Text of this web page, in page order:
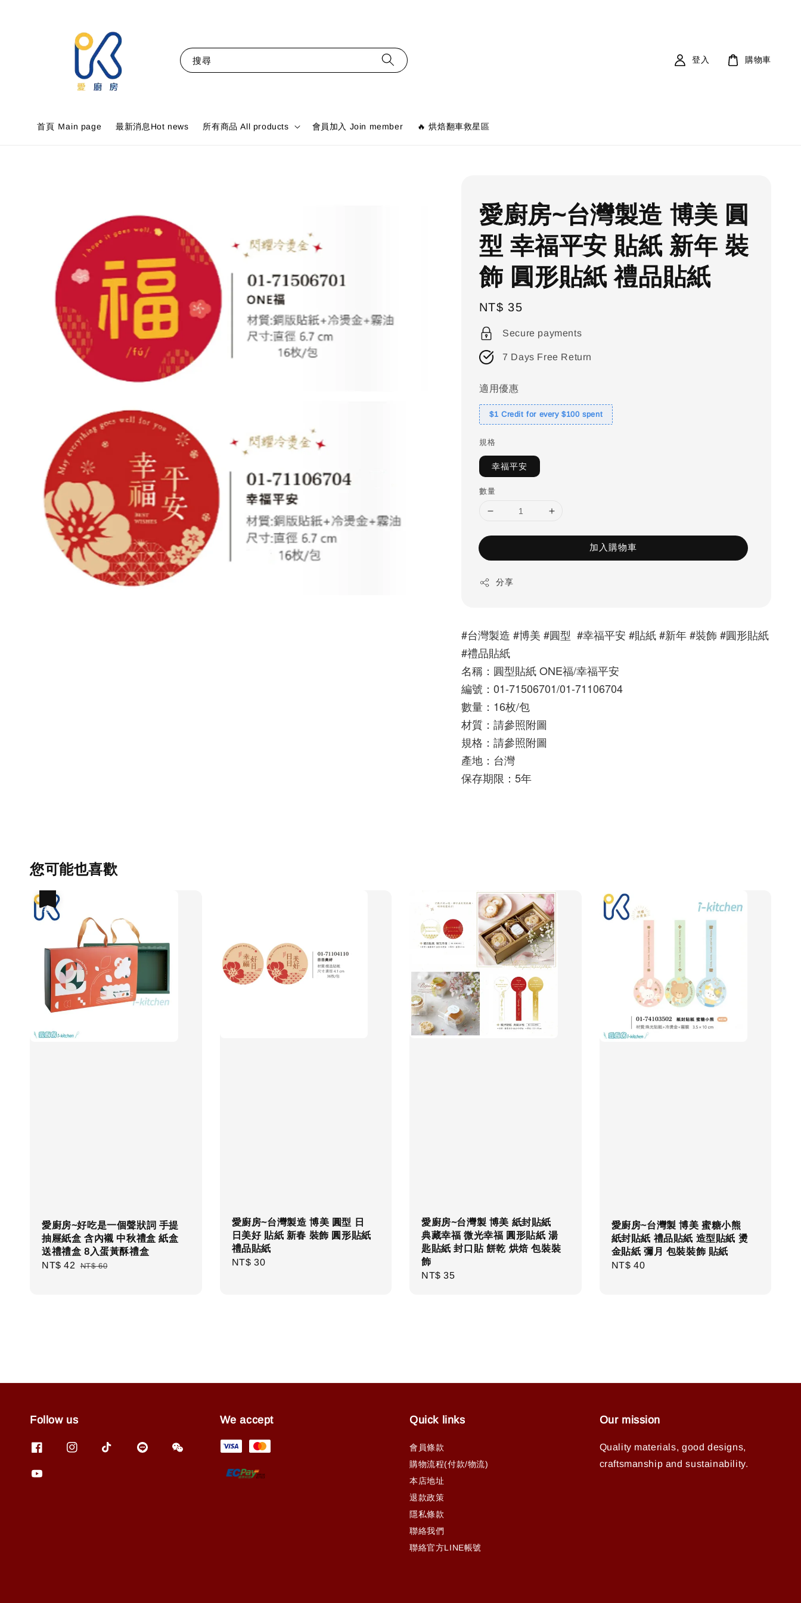
搜尋
首頁 Ｍain page 最新消息Hot news 所有商品 All products 會員加入 Join member 🔥 烘焙翻車救星區
登入 購物車
愛廚房~台灣製造 博美 圓
型 幸福平安 貼紙 新年 裝
飾 圓形貼紙 禮品貼紙
Regular
price
NT$ 35
Secure payments
7 Days Free Return
適用優惠
$1 Credit for every $100 spent
規格
幸福平安
數量
加入購物車
分享
#台灣製造 #博美 #圓型  #幸福平安 #貼紙 #新年 #裝飾 #圓形貼紙
#禮品貼紙
名稱：圓型貼紙 ONE福/幸福平安
編號：01-71506701/01-71106704
數量：16枚/包
材質：請參照附圖
規格：請參照附圖
產地：台灣
保存期限：5年
您可能也喜歡
愛廚房~好吃是一個聲狀詞 手提
抽屜紙盒 含內襯 中秋禮盒 紙盒
送禮禮盒 8入蛋黃酥禮盒
Sale
NT$ 42 Regular
NT$ 60
愛廚房~台灣製造 博美 圓型 日
日美好 貼紙 新春 裝飾 圓形貼紙
禮品貼紙
Regular
NT$ 30
愛廚房~台灣製 博美 紙封貼紙
典藏幸福 微光幸福 圓形貼紙 湯
匙貼紙 封口貼 餅乾 烘焙 包裝裝
飾
Regular
NT$ 35
愛廚房~台灣製 博美 蜜糖小熊
紙封貼紙 禮品貼紙 造型貼紙 燙
金貼紙 彌月 包裝裝飾 貼紙
Regular
NT$ 40
Follow us We accept Quick links
會員條款
購物流程(付款/物流)
本店地址
退款政策
隱私條款
聯絡我們
聯絡官方LINE帳號
Our mission
Quality materials, good designs,
craftsmanship and sustainability.